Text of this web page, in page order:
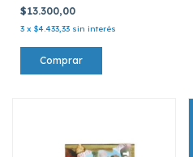
3226
$13.300,00
3 x $4.433,33 sin interés